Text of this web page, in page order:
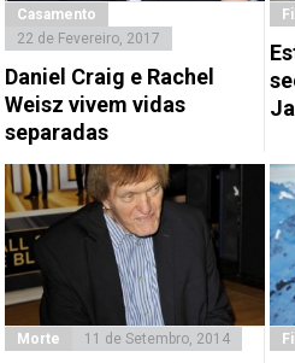
Casamento
22 de Fevereiro, 2017
Daniel Craig e Rachel
Weisz vivem vidas
separadas
Morte 11 de Setembro, 2014